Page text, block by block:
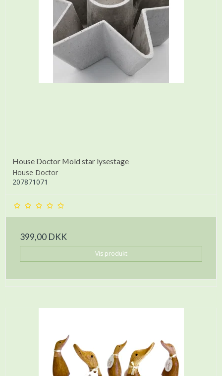
House Doctor Mold star lysestage
House Doctor
207871071
399,00 DKK
Vis produkt